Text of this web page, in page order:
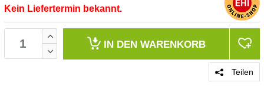
Kein Liefertermin bekannt.
IN DEN WARENKORB
Teilen